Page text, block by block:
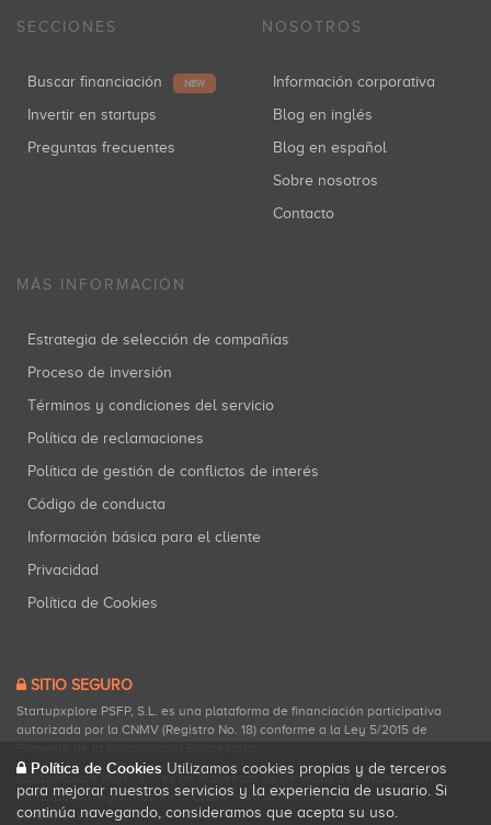
SECCIONES
Buscar financiación NEW
Invertir en startups
Preguntas frecuentes
NOSOTROS
Información corporativa
Blog en inglés
Blog en español
Sobre nosotros
Contacto
MÁS INFORMACIÓN
Estrategia de selección de compañías
Proceso de inversión
Términos y condiciones del servicio
Política de reclamaciones
Política de gestión de conflictos de interés
Código de conducta
Información básica para el cliente
Privacidad
Política de Cookies
SITIO SEGURO
Startupxplore PSFP, S.L. es una plataforma de financiación participativa
autorizada por la CNMV (Registro No. 18) conforme a la Ley 5/2015 de
Startupxplore PSFP, S.L. es un Proveedor de Servicios de Financiación
Participativa registrado en la CNMV para actividades de financiación
participativa.
Política de Cookies Utilizamos cookies propias y de terceros
para mejorar nuestros servicios y la experiencia de usuario. Si
continúa navegando, consideramos que acepta su uso.